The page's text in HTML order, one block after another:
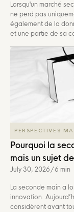
Lorsqu'un marché
ne perd pas
également de la
et une partie de sa
PERSPECTIVES
Pourquoi la
mais un sujet
July 30, 2026 /6 min
La seconde main a
innovation.
considèrent avant